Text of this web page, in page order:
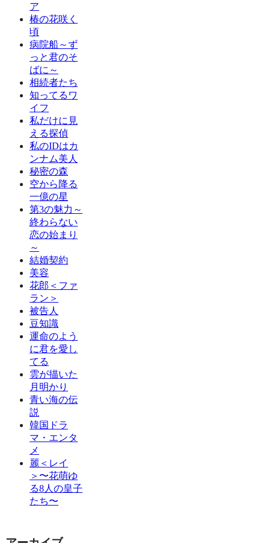
ア
椿の花咲く
頃
病院船～ず
っと君のそ
ばに～
相続者たち
知ってるワ
イフ
私だけに見
える探偵
私のIDはカ
ンナム美人
秘密の森
空から降る
一億の星
第3の魅力～
終わらない
恋の始まり
～
結婚契約
美容
花郎＜ファ
ラン＞
被告人
豆知識
運命のよう
に君を愛し
てる
雲が描いた
月明かり
青い海の伝
説
韓国ドラ
マ・エンタ
メ
麗＜レイ
＞〜花萌ゆ
る8人の皇子
たち〜